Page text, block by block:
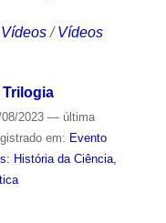
Vídeos /Vídeos
2023 — última
em: Evento
História da Ciência,